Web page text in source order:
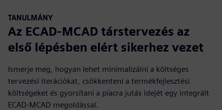
TANULMÁNY
Az ECAD-MCAD társtervezés az
első lépésben elért sikerhez vezet
Ismerje meg, hogyan lehet minimalizálni a költséges
tervezési iterációkat, csökkenteni a termékfejlesztési
költségeket és gyorsítani a piacra jutás idejét egy integrált
ECAD-MCAD megoldással.